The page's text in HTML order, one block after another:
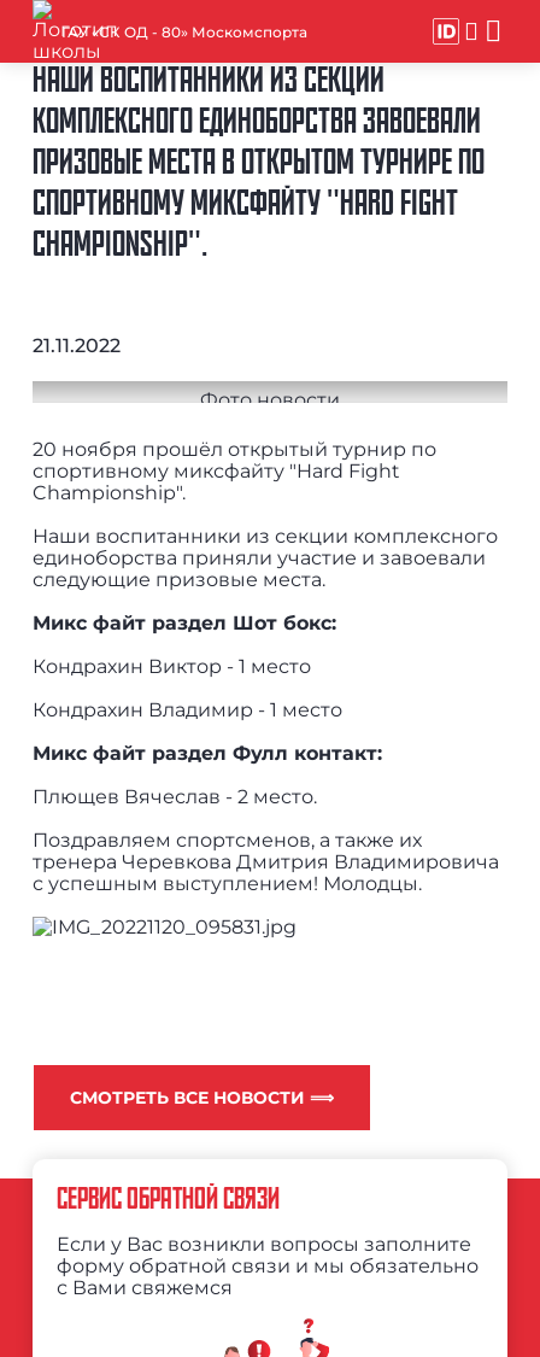
ГАУ «СК ОД - 80» Москомспорта
НАШИ ВОСПИТАННИКИ ИЗ СЕКЦИИ
КОМПЛЕКСНОГО ЕДИНОБОРСТВА ЗАВОЕВАЛИ
ПРИЗОВЫЕ МЕСТА В ОТКРЫТОМ ТУРНИРЕ ПО
СПОРТИВНОМУ МИКСФАЙТУ "HARD FIGHT
CHAMPIONSHIP".
21.11.2022
20 ноября прошёл открытый турнир по
спортивному миксфайту "Hard Fight
Championship".
Наши воспитанники из секции комплексного
единоборства приняли участие и завоевали
следующие призовые места.
Микс файт раздел Шот бокс:
Кондрахин Виктор - 1 место
Кондрахин Владимир - 1 место
Микс файт раздел Фулл контакт:
Плющев Вячеслав - 2 место.
Поздравляем спортсменов, а также их
тренера Черевкова Дмитрия Владимировича
с успешным выступлением! Молодцы.
СМОТРЕТЬ ВСЕ НОВОСТИ ⟹
СЕРВИС ОБРАТНОЙ СВЯЗИ
Если у Вас возникли вопросы заполните
форму обратной связи и мы обязательно
с Вами свяжемся